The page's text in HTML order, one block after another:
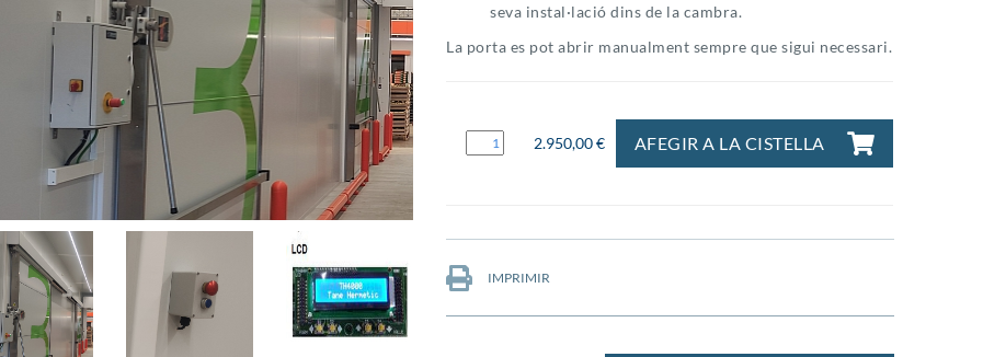
seva instal·lació dins de la cambra.
La porta es pot abrir manualment sempre que sigui necessari.
2.950,00 € AFEGIR A LA CISTELLA
IMPRIMIR